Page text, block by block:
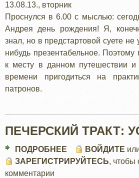
ЦИЛЬМА,
РОГАЧЕВО
13.08.13., вторник
Проснулся в 6.00 с мыслью:
Андрея день рождения! Я,
знал, но в предстартовой суете не
нибудь презентабельное.
к месту в данном путешествии
времени пригодиться на
патронов.
ПЕЧЕРСКИЙ ТРАКТ:
ПОДРОБНЕЕ
ПЕЧЕРСКИЙ
ВОЙДИТЕ
ЗАРЕГИСТРИРУЙТЕСЬ, чтобы
комментарии